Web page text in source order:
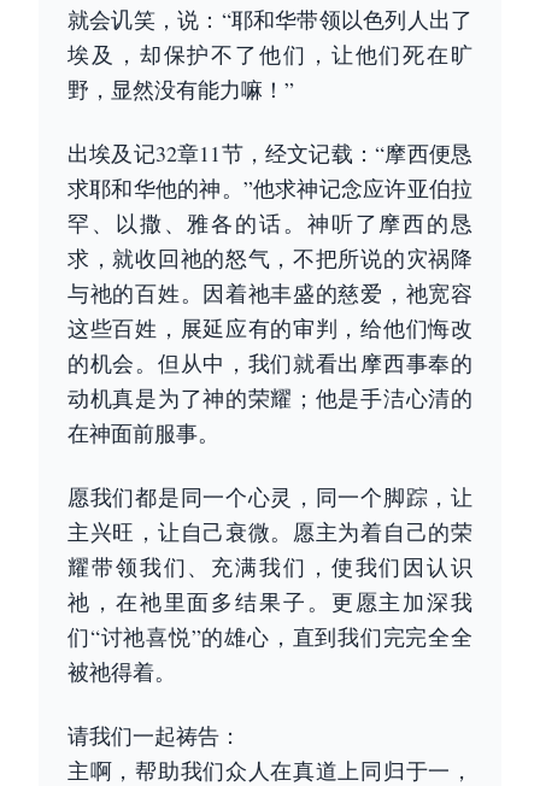
就会讥笑，说：“耶和华带领以色列人出了
埃及，却保护不了他们，让他们死在旷
野，显然没有能力嘛！”
出埃及记32章11节，经文记载：“摩西便恳
求耶和华他的神。”他求神记念应许亚伯拉
罕、以撒、雅各的话。神听了摩西的恳
求，就收回祂的怒气，不把所说的灾祸降
与祂的百姓。因着祂丰盛的慈爱，祂宽容
这些百姓，展延应有的审判，给他们悔改
的机会。但从中，我们就看出摩西事奉的
动机真是为了神的荣耀；他是手洁心清的
在神面前服事。
愿我们都是同一个心灵，同一个脚踪，让
主兴旺，让自己衰微。愿主为着自己的荣
耀带领我们、充满我们，使我们因认识
祂，在祂里面多结果子。更愿主加深我
们“讨祂喜悦”的雄心，直到我们完完全全
被祂得着。
请我们一起祷告：
主啊，帮助我们众人在真道上同归于一，